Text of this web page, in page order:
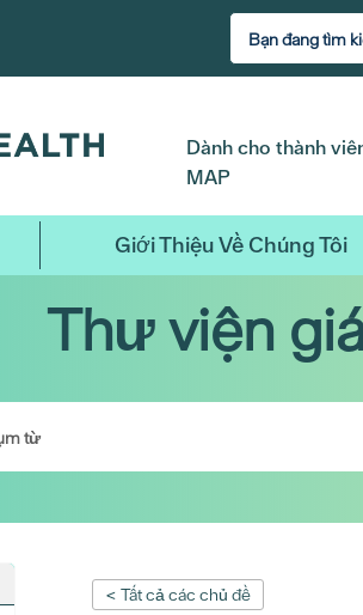
Dành cho thành
MAP
Giới Thiệu Về Chúng Tôi
Thư viện
< Tất cả các chủ đề